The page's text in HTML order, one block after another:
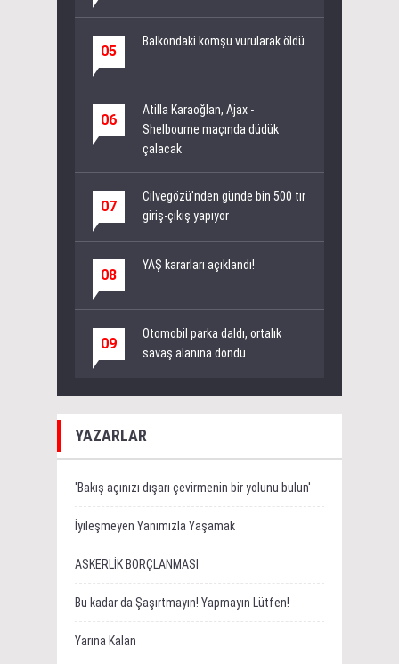
05
Balkondaki komşu vurularak öldü
06
Atilla Karaoğlan, Ajax -
Shelbourne maçında düdük
çalacak
07
Cilvegözü'nden günde bin 500 tır
giriş-çıkış yapıyor
08
YAŞ kararları açıklandı!
09
Otomobil parka daldı, ortalık
savaş alanına döndü
YAZARLAR
'Bakış açınızı dışarı çevirmenin bir yolunu bulun'
İyileşmeyen Yanımızla Yaşamak
ASKERLİK BORÇLANMASI
Bu kadar da Şaşırtmayın! Yapmayın Lütfen!
Yarına Kalan